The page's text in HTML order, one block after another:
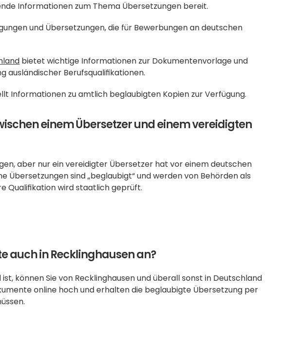
Informationen zum Thema Übersetzungen bereit.
und Übersetzungen, die für Bewerbungen an deutschen
bietet wichtige Informationen zur Dokumentenvorlage und
ausländischer Berufsqualifikationen.
Informationen zu amtlich beglaubigten Kopien zur Verfügung.
einem Übersetzer und einem vereidigten
aber nur ein vereidigter Übersetzer hat vor einem deutschen
Übersetzungen sind „beglaubigt“ und werden von Behörden als
Qualifikation wird staatlich geprüft.
auch in Recklinghausen an?
ist, können Sie von Recklinghausen und überall sonst in Deutschland
online hoch und erhalten die beglaubigte Übersetzung per